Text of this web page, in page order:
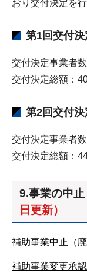
おり交付決定を行
第1回交付決
交付決定事業者
交付決定総額：
第2回交付決
交付決定事業者
交付決定総額：
9.事業の中
日更新）
補助事業中止（
補助事業変更承